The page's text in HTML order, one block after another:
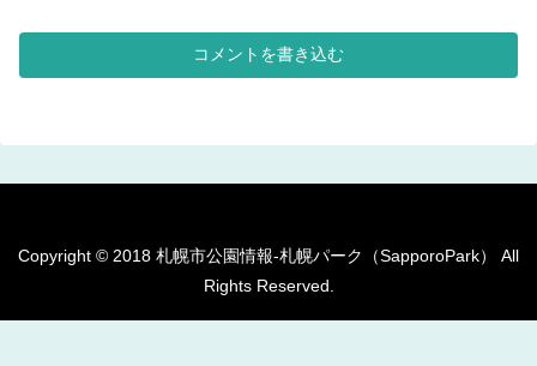
ています。公園外周沿いに舗装さ
れた長い平坦な園道が設けられ、
コメントを書き込む
Copyright © 2018 札幌市公園情報-札幌パーク（SapporoPark） All
Rights Reserved.